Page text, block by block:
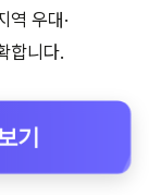
역 우대·
합니다.
기